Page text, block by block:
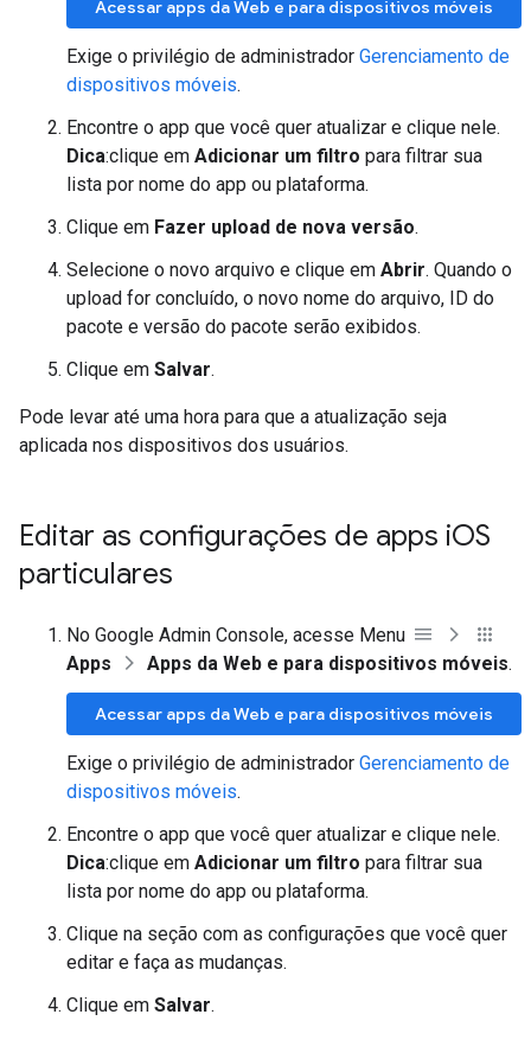
Acessar apps da Web e para dispositivos móveis
Exige o privilégio de administrador Gerenciamento de
dispositivos móveis.
Encontre o app que você quer atualizar e clique nele.
Dica:clique em Adicionar um filtro para filtrar sua
lista por nome do app ou plataforma.
Clique em Fazer upload de nova versão.
Selecione o novo arquivo e clique em Abrir. Quando o
upload for concluído, o novo nome do arquivo, ID do
pacote e versão do pacote serão exibidos.
Clique em Salvar.
Pode levar até uma hora para que a atualização seja
aplicada nos dispositivos dos usuários.
Editar as configurações de apps iOS
particulares
No Google Admin Console, acesse Menu
Apps
Apps da Web e para dispositivos móveis.
Acessar apps da Web e para dispositivos móveis
Exige o privilégio de administrador Gerenciamento de
dispositivos móveis.
Encontre o app que você quer atualizar e clique nele.
Dica:clique em Adicionar um filtro para filtrar sua
lista por nome do app ou plataforma.
Clique na seção com as configurações que você quer
editar e faça as mudanças.
Clique em Salvar.